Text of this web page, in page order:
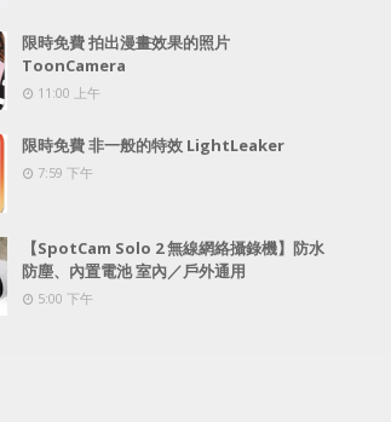
限時免費 拍出漫畫效果的照片
ToonCamera
11:00 上午
限時免費 非一般的特效 LightLeaker
7:59 下午
【SpotCam Solo 2 無線網絡攝錄機】防水
防塵、內置電池 室內／戶外通用
5:00 下午